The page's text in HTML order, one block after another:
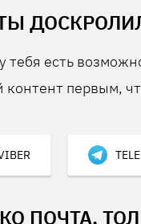
тебя есть
первым,
ПОЧТА,